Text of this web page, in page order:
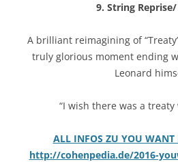
9. String
A brilliant reimagining of
truly glorious moment ending
Leonard
“I wish there was a treaty
ALL INFOS ZU YOU WANT
http://cohenpedia.de/2016-